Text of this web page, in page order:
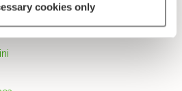
cookies only
- Nymphalinae